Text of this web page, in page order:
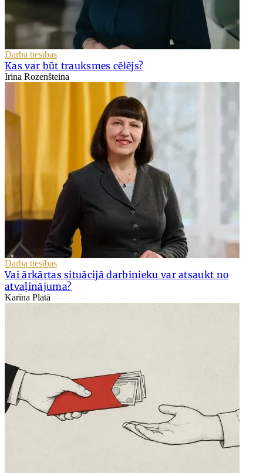
Darba tiesības
Kas var būt trauksmes cēlējs?
Irina Rozenšteina
Darba tiesības
Vai ārkārtas situācijā darbinieku var atsaukt no
atvaļinājuma?
Karīna Platā